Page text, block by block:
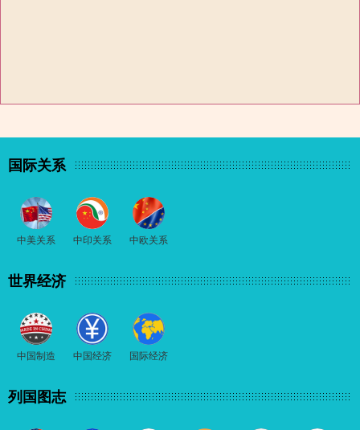
国际关系
中美关系 中印关系 中欧关系
世界经济
中国制造 中国经济 国际经济
列国图志